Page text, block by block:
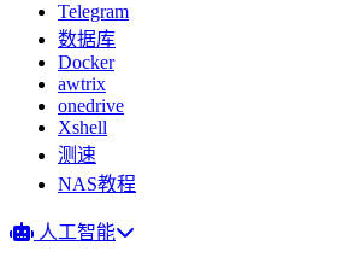
Telegram
数据库
Docker
awtrix
onedrive
Xshell
测速
NAS教程
人工智能